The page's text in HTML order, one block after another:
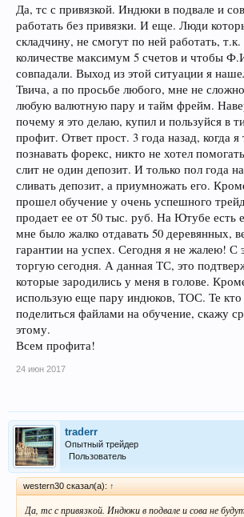
Да, тс с привязкой. Индюки в подвале и
работать без привязки. И еще. Люди
складчину, не смогут по ней работать, т.к.
количестве максимум 5 счетов и чтобы
совпадали. Выход из этой ситуации я
Твича, а по просьбе любого, мне не
любую валютную пару и тайм фрейм.
почему я это делаю, купил и пользуйся в
профит. Ответ прост. 3 года назад, когда я
познавать форекс, никто не хотел
слит не один депозит. И только пол года
сливать депозит, а приумножать его.
прошел обучение у очень успешного
продает ее от 50 тыс. руб. На Ютубе есть
мне было жалко отдавать 50 деревянных,
гарантии на успех. Сегодня я не жалею! С
торгую сегодня. А данная ТС, это
которые зародились у меня в голове.
использую еще пару индюков, ТОС. Те кто
поделиться файлами на обучение, скажу
этому.
Всем профита!
24 июн 2017
traderr
Опытный трейдер
Пользователь
western30 сказал(а): ↑
Да, тс с привязкой. Индюки в подвале и сова не